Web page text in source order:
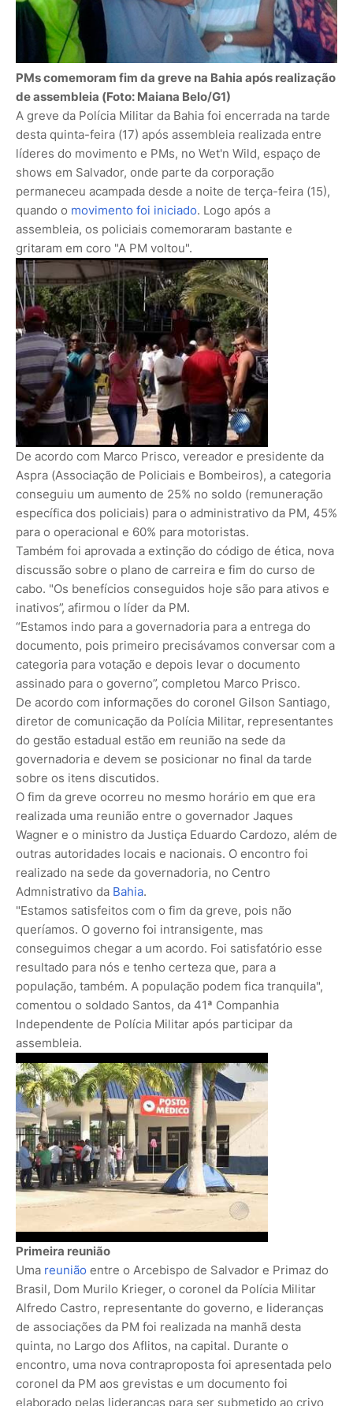
PMs comemoram fim da greve na Bahia após realização
de assembleia (Foto: Maiana Belo/G1)
A greve da Polícia Militar da Bahia foi encerrada na tarde
desta quinta-feira (17) após assembleia realizada entre
líderes do movimento e PMs, no Wet'n Wild, espaço de
shows em Salvador, onde parte da corporação
permaneceu acampada desde a noite de terça-feira (15),
quando o movimento foi iniciado. Logo após a
assembleia, os policiais comemoraram bastante e
gritaram em coro "A PM voltou".
De acordo com Marco Prisco, vereador e presidente da
Aspra (Associação de Policiais e Bombeiros), a categoria
conseguiu um aumento de 25% no soldo (remuneração
específica dos policiais) para o administrativo da PM, 45%
para o operacional e 60% para motoristas.
Também foi aprovada a extinção do código de ética, nova
discussão sobre o plano de carreira e fim do curso de
cabo. "Os benefícios conseguidos hoje são para ativos e
inativos”, afirmou o líder da PM.
“Estamos indo para a governadoria para a entrega do
documento, pois primeiro precisávamos conversar com a
categoria para votação e depois levar o documento
assinado para o governo”, completou Marco Prisco.
De acordo com informações do coronel Gilson Santiago,
diretor de comunicação da Polícia Militar, representantes
do gestão estadual estão em reunião na sede da
governadoria e devem se posicionar no final da tarde
sobre os itens discutidos.
O fim da greve ocorreu no mesmo horário em que era
realizada uma reunião entre o governador Jaques
Wagner e o ministro da Justiça Eduardo Cardozo, além de
outras autoridades locais e nacionais. O encontro foi
realizado na sede da governadoria, no Centro
Admnistrativo da Bahia.
"Estamos satisfeitos com o fim da greve, pois não
queríamos. O governo foi intransigente, mas
conseguimos chegar a um acordo. Foi satisfatório esse
resultado para nós e tenho certeza que, para a
população, também. A população podem fica tranquila",
comentou o soldado Santos, da 41ª Companhia
Independente de Polícia Militar após participar da
assembleia.
Primeira reunião
Uma reunião entre o Arcebispo de Salvador e Primaz do
Brasil, Dom Murilo Krieger, o coronel da Polícia Militar
Alfredo Castro, representante do governo, e lideranças
de associações da PM foi realizada na manhã desta
quinta, no Largo dos Aflitos, na capital. Durante o
encontro, uma nova contraproposta foi apresentada pelo
coronel da PM aos grevistas e um documento foi
elaborado pelas lideranças para ser submetido ao crivo